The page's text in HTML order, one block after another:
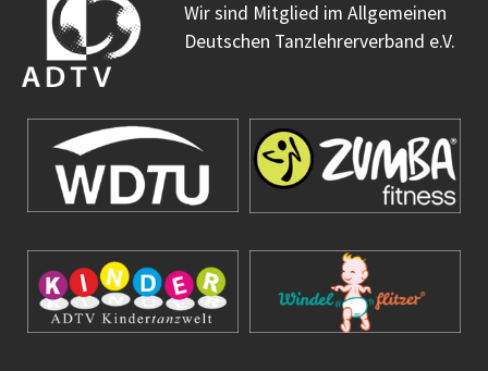
Wir sind Mitglied im Allgemeinen
Deutschen Tanzlehrerverband e.V.